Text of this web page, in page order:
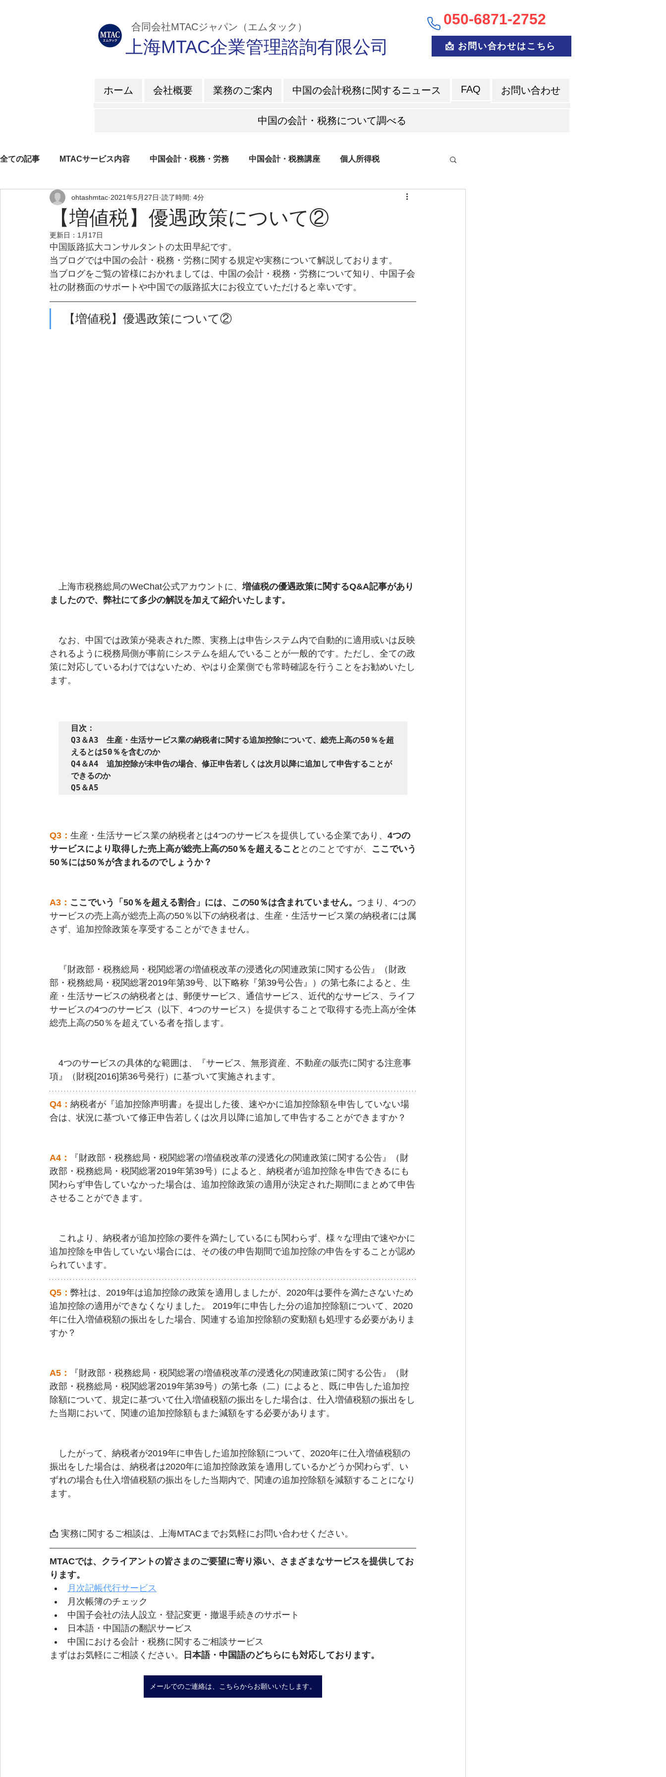
​ 合同会社MTACジャパン（エムタック） 050-6871-2752
上海MTAC企業管理諮詢有限公司 📩 お問い合わせはこちら
ホーム 会社概要 業務のご案内 中国の会計税務に関するニュース FAQ お問い合わせ
中国の会計・税務について調べる
全ての記事 MTACサービス内容 中国会計・税務・労務 中国会計・税務講座 個人所得税
企業所得税 増値税 日系企業紹介 ブログ
【増値税】優遇政策について②
ohtashmtac 2021年5月27日 読了時間: 4分
更新日： 1月17日
中国販路拡大コンサルタントの太田早紀です。
当ブログでは中国の会計・税務・労務に関する規定や実務について解説しております。
当ブログをご覧の皆様におかれましては、中国の会計・税務・労務について知り、中国子会
社の財務面のサポートや中国での販路拡大にお役立ていただけると幸いです。
【増値税】優遇政策について②
上海市税務総局のWeChat公式アカウントに、 増値税の優遇政策に関するQ&A記事があり
ましたので、弊社にて多少の解説を加えて紹介いたします。
なお、中国では政策が発表された際、実務上は申告システム内で自動的に適用或いは反映
されるように税務局側が事前にシステムを組んでいることが一般的です。ただし、全ての政
策に対応しているわけではないため、やはり企業側でも常時確認を行うことをお勧めいたし
ます。
目次：
Q3＆A3　生産・生活サービス業の納税者に関する追加控除について、総売上高の50％を超
えるとは50％を含むのか
Q4＆A4　追加控除が未申告の場合、修正申告若しくは次月以降に追加して申告することが
できるのか
Q5＆A5
Q3： 生産・生活サービス業の納税者とは4つのサービスを提供している企業であり、 4つの
サービスにより取得した売上高が総売上高の50％を超えること とのことですが、 ここでいう
50％には50％が含まれるのでしょうか？
A3： ここでいう「50％を超える割合」には、この50％は含まれていません。 つまり、4つの
サービスの売上高が総売上高の50％以下の納税者は、生産・生活サービス業の納税者には属
さず、追加控除政策を享受することができません。
『財政部・税務総局・税関総署の増値税改革の浸透化の関連政策に関する公告』（財政
部・税務総局・税関総署2019年第39号、以下略称『第39号公告』）の第七条によると、生
産・生活サービスの納税者とは、郵便サービス、通信サービス、近代的なサービス、ライフ
サービスの4つのサービス（以下、4つのサービス）を提供することで取得する売上高が全体
総売上高の50％を超えている者を指します。
4つのサービスの具体的な範囲は、『サービス、無形資産、不動産の販売に関する注意事
項』（財税[2016]第36号発行）に基づいて実施されます。
Q4： 納税者が『追加控除声明書』を提出した後、速やかに追加控除額を申告していない場
合は、状況に基づいて修正申告若しくは次月以降に追加して申告することができますか？
A4：
『財政部・税務総局・税関総署の増値税改革の浸透化の関連政策に関する公告』（財
政部・税務総局・税関総署2019年第39号）によると、納税者が追加控除を申告できるにも
関わらず申告していなかった場合は、追加控除政策の適用が決定された期間にまとめて申告
させることができます。
これより、納税者が追加控除の要件を満たしているにも関わらず、様々な理由で速やかに
追加控除を申告していない場合には、その後の申告期間で追加控除の申告をすることが認め
られています。
Q5： 弊社は、2019年は追加控除の政策を適用しましたが、2020年は要件を満たさないため
追加控除の適用ができなくなりました。 2019年に申告した分の追加控除額について、2020
年に仕入増値税額の振出をした場合、関連する追加控除額の変動額も処理する必要がありま
すか？
A5：
『財政部・税務総局・税関総署の増値税改革の浸透化の関連政策に関する公告』（財
政部・税務総局・税関総署2019年第39号）の第七条（二）によると、既に申告した追加控
除額について、規定に基づいて仕入増値税額の振出をした場合は、仕入増値税額の振出をし
た当期において、関連の追加控除額もまた減額をする必要があります。
したがって、納税者が2019年に申告した追加控除額について、2020年に仕入増値税額の
振出をした場合は、納税者は2020年に追加控除政策を適用しているかどうか関わらず、い
ずれの場合も仕入増値税額の振出をした当期内で、関連の追加控除額を減額することになり
ます。
📩 実務に関するご相談は、上海MTACまでお気軽にお問い合わせください。
MTACでは、クライアントの皆さまのご要望に寄り添い、さまざまなサービスを提供してお
ります。
月次記帳代行サービス
月次帳簿のチェック
中国子会社の法人設立・登記変更・撤退手続きのサポート
日本語・中国語の翻訳サービス
中国における会計・税務に関するご相談サービス
まずはお気軽にご相談ください。
日本語・中国語のどちらにも対応しております。
メールでのご連絡は、こちらからお願いいたします。